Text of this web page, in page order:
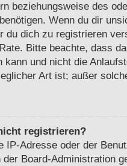
beziehungsweise des
Wenn du dir
du dich zu registrieren
Bitte beachte, dass
kann und nicht die
Art ist; außer
registrieren?
IP-Adresse oder der
Board-Administration